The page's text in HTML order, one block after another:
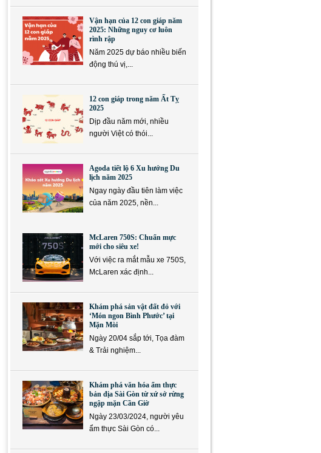
Vận hạn của 12 con giáp năm
2025: Những nguy cơ luôn
rình rập
Năm 2025 dự báo nhiều biến
động thú vị,...
12 con giáp trong năm Ất Tỵ
2025
Dịp đầu năm mới, nhiều
người Việt có thói...
Agoda tiết lộ 6 Xu hướng Du
lịch năm 2025
Ngay ngày đầu tiên làm việc
của năm 2025, nền...
McLaren 750S: Chuẩn mực
mới cho siêu xe!
Với việc ra mắt mẫu xe 750S,
McLaren xác định...
Khám phá sản vật đất đỏ với
‘Món ngon Bình Phước’ tại
Mặn Mòi
Ngày 20/04 sắp tới, Tọa đàm
& Trải nghiệm...
Khám phá văn hóa ẩm thực
bản địa Sài Gòn từ xứ sở rừng
ngập mặn Cần Giờ
Ngày 23/03/2024, người yêu
ẩm thực Sài Gòn có...